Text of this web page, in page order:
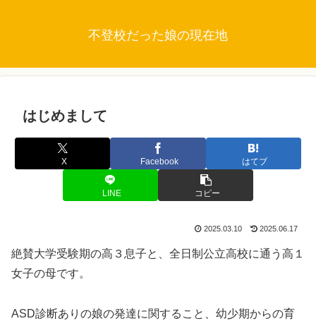
不登校だった娘の現在地
はじめまして
X Facebook はてブ
LINE コピー
2025.03.10 2025.06.17
絶賛大学受験期の高３息子と、全日制公立高校に通う高１
女子の母です。
ASD診断ありの娘の発達に関すること、幼少期からの育